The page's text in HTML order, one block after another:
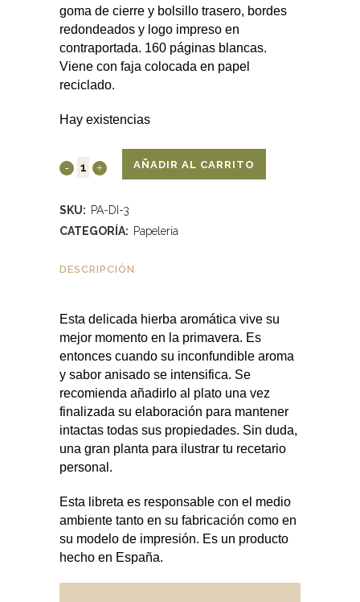
goma de cierre y bolsillo trasero, bordes
redondeados y logo impreso en
contraportada. 160 páginas blancas.
Viene con faja colocada en papel
reciclado.
Hay existencias
AÑADIR AL CARRITO
SKU: PA-DI-3
CATEGORÍA: Papelería
DESCRIPCIÓN
Esta delicada hierba aromática vive su
mejor momento en la primavera. Es
entonces cuando su inconfundible aroma
y sabor anisado se intensifica. Se
recomienda añadirlo al plato una vez
finalizada su elaboración para mantener
intactas todas sus propiedades. Sin duda,
una gran planta para ilustrar tu recetario
personal.
Esta libreta es responsable con el medio
ambiente tanto en su fabricación como en
su modelo de impresión. Es un producto
hecho en España.